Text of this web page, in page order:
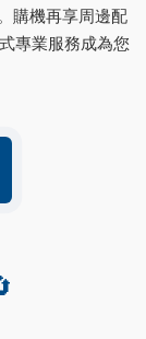
購機再享周邊配
專業服務成為您